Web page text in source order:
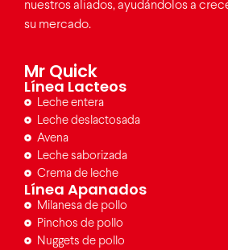
nuestros aliados, ayudándolos a
su mercado.
Mr Quick
Línea Lacteos
Leche entera
Leche deslactosada
Avena
Leche saborizada
Crema de leche
Línea Apanados
Milanesa de pollo
Pinchos de pollo
Nuggets de pollo